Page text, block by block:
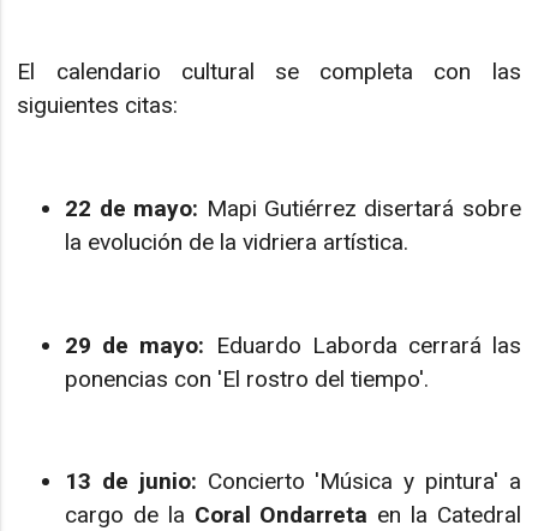
El calendario cultural se completa con las
siguientes citas:
22 de mayo: Mapi Gutiérrez disertará sobre
la evolución de la vidriera artística.
29 de mayo: Eduardo Laborda cerrará las
ponencias con 'El rostro del tiempo'.
13 de junio: Concierto 'Música y pintura' a
cargo de la Coral Ondarreta en la Catedral